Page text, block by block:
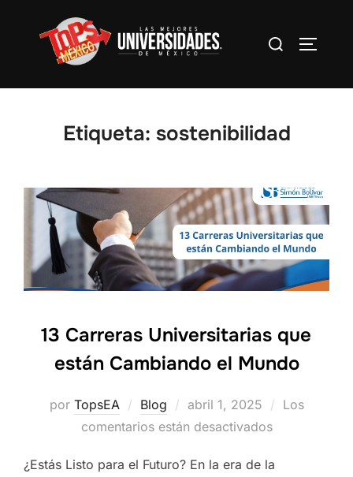
contenido
Buscar:
Etiqueta: sostenibilidad
13 Carreras Universitarias que
están Cambiando el Mundo
por TopsEA Blog
Publicado
el
abril 1, 2025
Los
comentarios están desactivados
¿Estás Listo para el Futuro? En la era de la